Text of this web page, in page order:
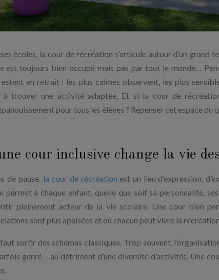
écoles, la cour de récréation s’articule autour d’un grand
est toujours bien occupé mais pas par tout le monde…
restent en retrait : les plus calmes observent, les plus
à trouver une activité adaptée. Et si la cour de
pour tous les élèves ? Repenser cet espace
cour inclusive change la vie
de pause, la cour de récréation est un lieu d’expression,
permet à chaque enfant, quelle que soit sa personnalité,
pleinement acteur de la vie scolaire. Une cour bien
sont plus apaisées et où chacun peut vivre la
sortir des schémas classiques. Trop souvent,
genré – au détriment d’une diversité d’activités. Une